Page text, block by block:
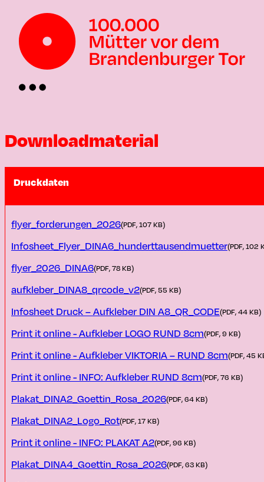
Downloadmaterial
Druckdaten
flyer_forderungen_2026(PDF, 107 KB)
Infosheet_Flyer_DINA6_hunderttausendmuetter(PDF, 102
flyer_2026_DINA6(PDF, 78 KB)
aufkleber_DINA8_qrcode_v2(PDF, 55 KB)
Infosheet Druck – Aufkleber DIN A8_QR_CODE(PDF, 44 KB)
Print it online - Aufkleber LOGO RUND 8cm(PDF, 9 KB)
Print it online - Aufkleber VIKTORIA – RUND 8cm(PDF, 45
Print it online - INFO: Aufkleber RUND 8cm(PDF, 76 KB)
Plakat_DINA2_Goettin_Rosa_2026(PDF, 64 KB)
Plakat_DINA2_Logo_Rot(PDF, 17 KB)
Print it online - INFO: PLAKAT A2(PDF, 96 KB)
Plakat_DINA4_Goettin_Rosa_2026(PDF, 63 KB)